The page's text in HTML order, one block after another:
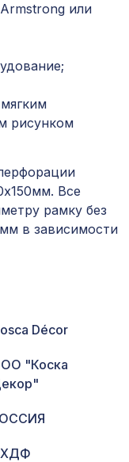
ДАМАСКО,
1157 ₽
или
рисунком
Все
рамку без
в зависимости
Décor
"Коска